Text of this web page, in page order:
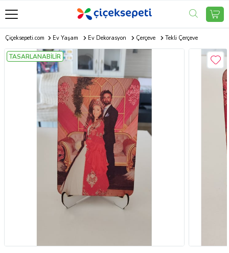
Çiçeksepeti.com Ev Yaşam Ev Dekorasyon Çerçeve Tekli Çerçeve
TASARLANABİLİR